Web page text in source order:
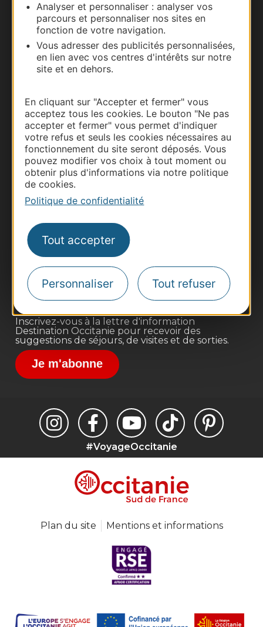
Analyser et personnaliser : analyser vos
parcours et personnaliser nos sites en
fonction de votre navigation.
Vous adresser des publicités personnalisées,
en lien avec vos centres d'intérêts sur notre
site et en dehors.
En cliquant sur "Accepter et fermer" vous
acceptez tous les cookies. Le bouton "Ne pas
accepter et fermer" vous permet d'indiquer
votre refus et seuls les cookies nécessaires au
fonctionnement du site seront déposés. Vous
pouvez modifier vos choix à tout moment ou
obtenir plus d'informations via notre politique
de cookies.
Politique de confidentialité
Tout accepter
Personnaliser Tout refuser
Nous contacter
Carte interactive
Documentation
Business/Mice
Pros d'Occitanie
Site presse et d'influence
Voyagistes
Destination Sport
Inscrivez-vous à la lettre d'information
Destination Occitanie pour recevoir des
suggestions de séjours, de visites et de sorties.
Je m'abonne
#VoyageOccitanie
Plan du site Mentions et informations